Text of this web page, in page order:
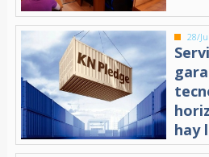
28/
hay